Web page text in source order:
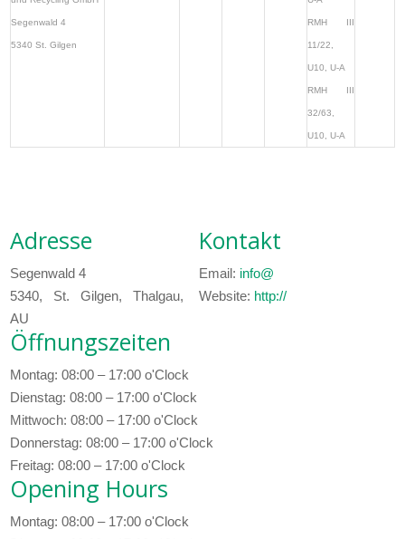
Segenwald 4
5340 St. Gilgen
RMH III
11/22,
U10, U-A
RMH III
32/63,
U10, U-A
Adresse
Segenwald 4
5340, St. Gilgen, Thalgau,
AU
Kontakt
Email: info@
Website: http://
Öffnungszeiten
Montag: 08:00 – 17:00 o'Clock
Dienstag: 08:00 – 17:00 o'Clock
Mittwoch: 08:00 – 17:00 o'Clock
Donnerstag: 08:00 – 17:00 o'Clock
Freitag: 08:00 – 17:00 o'Clock
Opening Hours
Montag: 08:00 – 17:00 o'Clock